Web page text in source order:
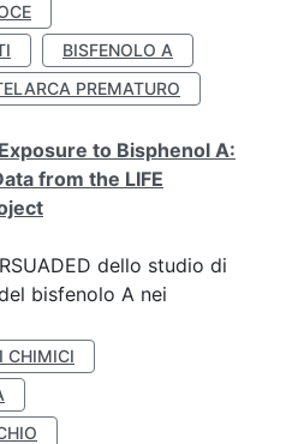
BISFENOLO A
PREMATURO
to Bisphenol A:
from the LIFE
dello studio di
bisfenolo A nei
CHIMICI